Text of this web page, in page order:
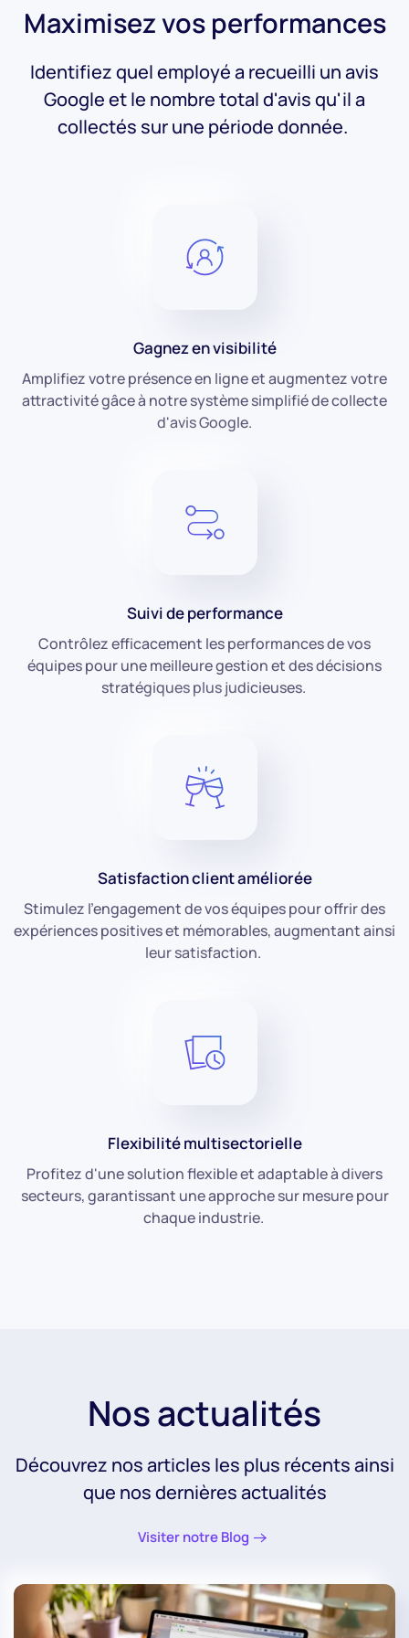
Maximisez vos performances
Identifiez quel employé a recueilli un avis
Google et le nombre total d'avis qu'il a
collectés sur une période donnée.
Gagnez en visibilité
Amplifiez votre présence en ligne et augmentez votre
attractivité gâce à notre système simplifié de collecte
d'avis Google.
Suivi de performance
Contrôlez efficacement les performances de vos
équipes pour une meilleure gestion et des décisions
stratégiques plus judicieuses.
Satisfaction client améliorée
Stimulez l'engagement de vos équipes pour offrir des
expériences positives et mémorables, augmentant ainsi
leur satisfaction.
Flexibilité multisectorielle
Profitez d'une solution flexible et adaptable à divers
secteurs, garantissant une approche sur mesure pour
chaque industrie.
Nos actualités
Découvrez nos articles les plus récents ainsi
que nos dernières actualités
Visiter notre Blog